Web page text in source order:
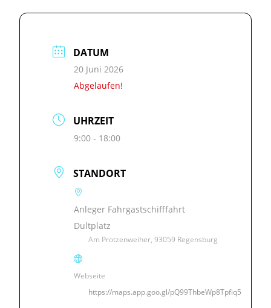
DATUM
20 Juni 2026
Abgelaufen!
UHRZEIT
9:00 - 18:00
STANDORT
Anleger Fahrgastschifffahrt
Dultplatz
Am Protzenweiher, 93059 Regensburg
Webseite
https://maps.app.goo.gl/pQ99ThbeWp8Tpfiq5